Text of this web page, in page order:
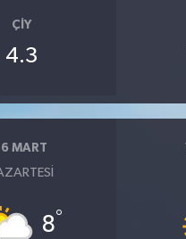
ÇIY
4.3
MART
8°